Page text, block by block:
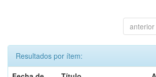
anterior
Resultados por ítem: